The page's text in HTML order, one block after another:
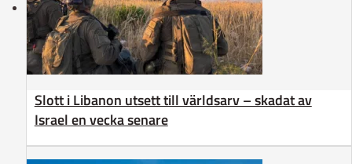
Slott i Libanon utsett till världsarv – skadat av
Israel en vecka senare